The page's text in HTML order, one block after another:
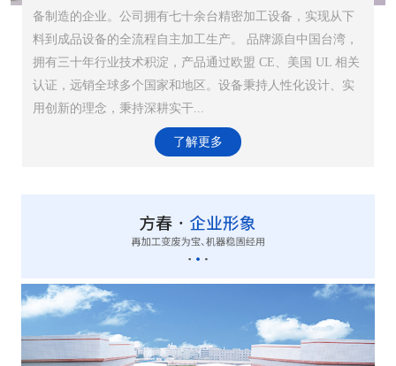
备制造的企业。公司拥有七十余台精密加工设备，实现从下
料到成品设备的全流程自主加工生产。 品牌源自中国台湾，
拥有三十年行业技术积淀，产品通过欧盟 CE、美国 UL 相关
认证，远销全球多个国家和地区。设备秉持人性化设计、实
用创新的理念，秉持深耕实干...
了解更多